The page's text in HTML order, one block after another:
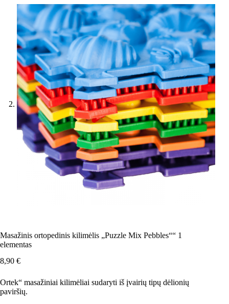
Masažinis ortopedinis kilimėlis „Puzzle Mix Pebbles““ 1
elementas
8,90 €
Ortek“ masažiniai kilimėliai sudaryti iš įvairių tipų dėlionių
paviršių.